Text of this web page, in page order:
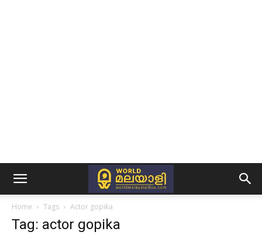
Home Tags Actor gopika
Tag: actor gopika